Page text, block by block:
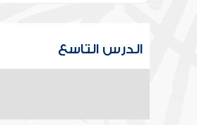
الدرس التاسع